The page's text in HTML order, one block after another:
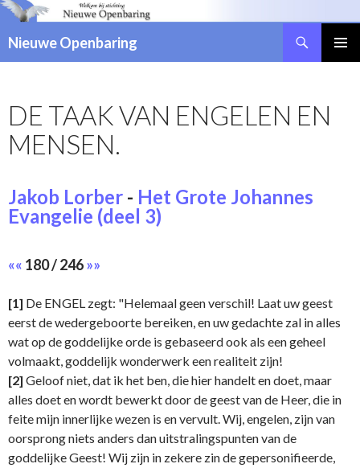
Nieuwe Openbaring
SPRINGEN
DE TAAK VAN ENGELEN EN
MENSEN.
Jakob Lorber - Het Grote Johannes
Evangelie (deel 3)
«« 180 / 246»»
[1] De ENGEL zegt: "Helemaal geen verschil! Laat uw geest
eerst de wedergeboorte bereiken, en uw gedachte zal in alles
wat op de goddelijke orde is gebaseerd ook als een geheel
volmaakt, goddelijk wonderwerk een realiteit zijn!
[2] Geloof niet, dat ik het ben, die hier handelt en doet, maar
alles doet en wordt bewerkt door de geest van de Heer, die in
feite mijn innerlijke wezen is en vervult. Wij, engelen, zijn van
oorsprong niets anders dan uitstralingspunten van de
goddelijke Geest! Wij zijn in zekere zin de gepersonifieerde,